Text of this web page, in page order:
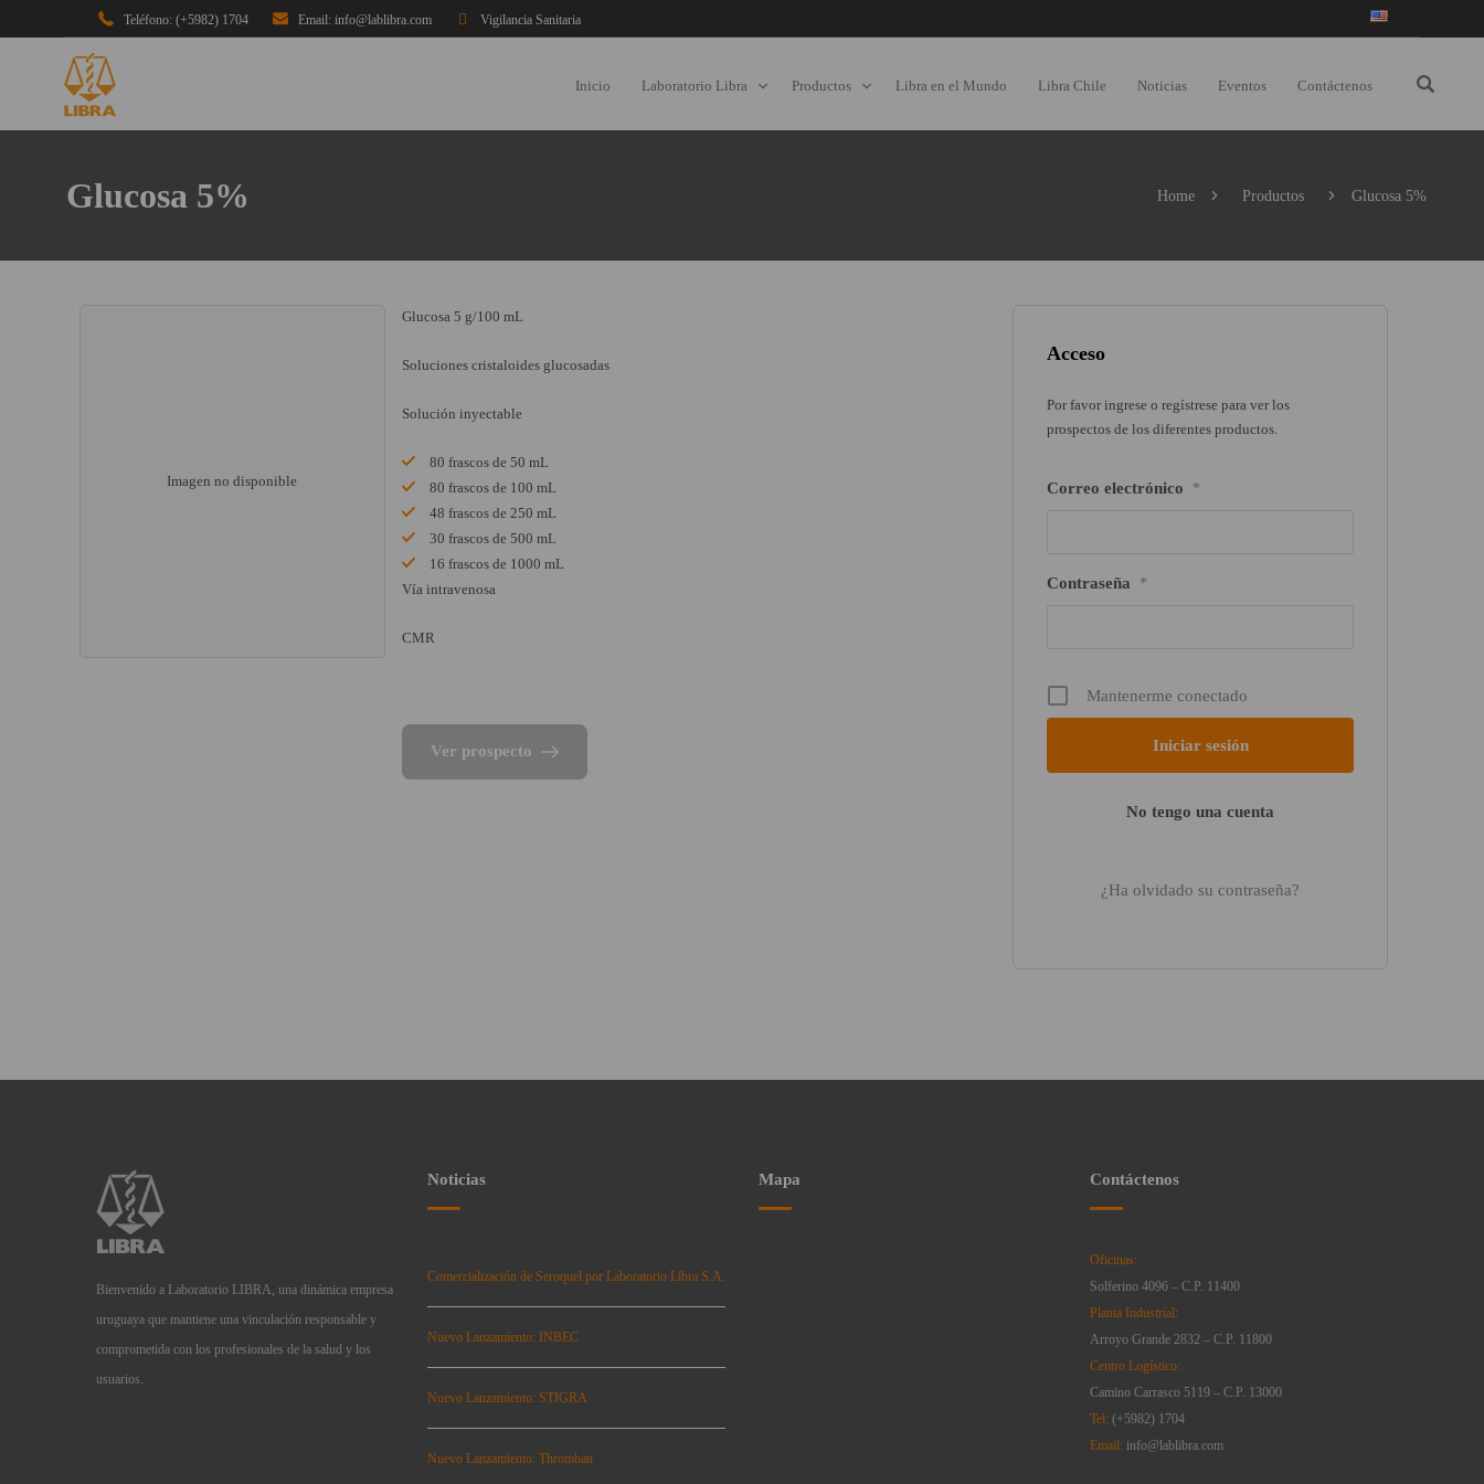
Teléfono: (+5982) 1704 Email: info@lablibra.com Vigilancia Sanitaria
Inicio Laboratorio Libra Productos Libra en el Mundo Libra Chile Noticias Eventos Contáctenos
Glucosa 5% Home Productos Glucosa 5%
Acceso
Por favor ingrese o regístrese para ver los
prospectos de los diferentes productos.
Correo electrónico *
Contraseña *
Mantenerme conectado
No tengo una cuenta
¿Ha olvidado su contraseña?
Imagen no disponible
Glucosa 5 g/100 mL
Soluciones cristaloides glucosadas
Solución inyectable
80 frascos de 50 mL
80 frascos de 100 mL
48 frascos de 250 mL
30 frascos de 500 mL
16 frascos de 1000 mL
Vía intravenosa
CMR
Ver prospecto
Bienvenido a Laboratorio LIBRA, una dinámica empresa
uruguaya que mantiene una vinculación responsable y
comprometida con los profesionales de la salud y los
usuarios.
Noticias
Comercialización de Seroquel por Laboratorio Libra S.A.
Nuevo Lanzamiento: INBEC
Nuevo Lanzamiento: STIGRA
Nuevo Lanzamiento: Thromban
Mapa Contáctenos
Oficinas:
Solferino 4096 – C.P. 11400
Planta Industrial:
Arroyo Grande 2832 – C.P. 11800
Centro Logístico:
Camino Carrasco 5119 – C.P. 13000
Tel: (+5982) 1704
Email: info@lablibra.com